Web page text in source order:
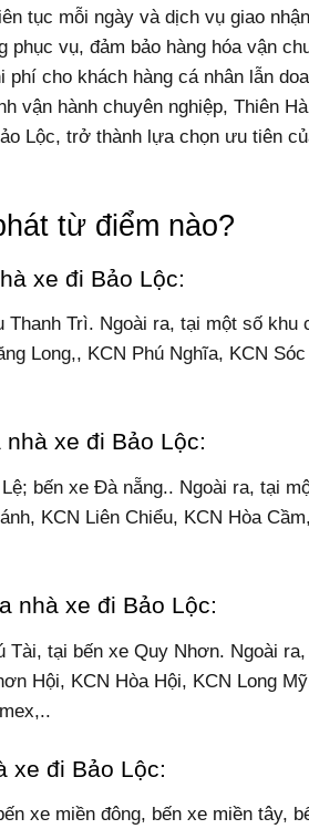
tục mỗi ngày và dịch vụ giao
vụ, đảm bảo hàng hóa vận
cho khách hàng cá nhân lẫn
vận hành chuyên nghiệp, Thiên
Lộc, trở thành lựa chọn ưu tiên
từ điểm nào?
xe đi Bảo Lộc:
Trì. Ngoài ra, tại một số khu
Long,, KCN Phú Nghĩa, KCN
xe đi Bảo Lộc:
bến xe Đà nẵng.. Ngoài ra, tại
KCN Liên Chiểu, KCN Hòa
nhà xe đi Bảo Lộc:
Tài, tại bến xe Quy Nhơn. Ngoài
Hội, KCN Hòa Hội, KCN Long
xe đi Bảo Lộc:
xe miền đông, bến xe miền tây,